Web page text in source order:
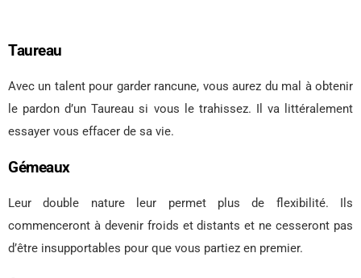
Taureau
Avec un talent pour garder rancune, vous aurez du mal à obtenir
le pardon d’un Taureau si vous le trahissez. Il va littéralement
essayer vous effacer de sa vie.
Gémeaux
Leur double nature leur permet plus de flexibilité. Ils
commenceront à devenir froids et distants et ne cesseront pas
d’être insupportables pour que vous partiez en premier.